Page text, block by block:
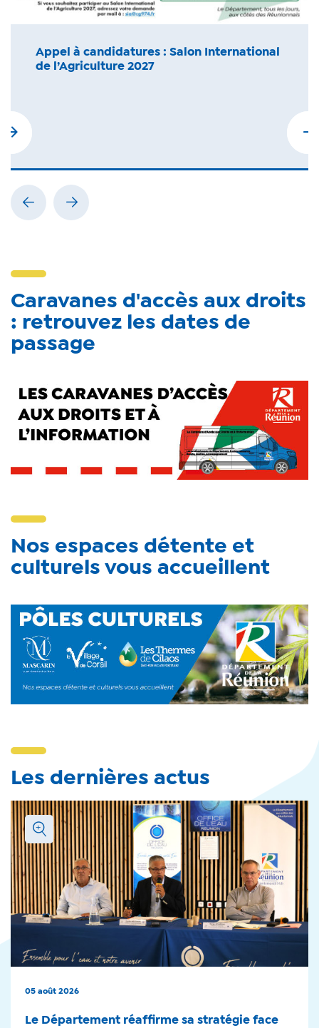
Appel à candidatures : Salon International
de l’Agriculture 2027
Caravanes d'accès aux droits
: retrouvez les dates de
passage
Nos espaces détente et
culturels vous accueillent
Les dernières actus
05 août 2026
Le Département réaffirme sa stratégie face